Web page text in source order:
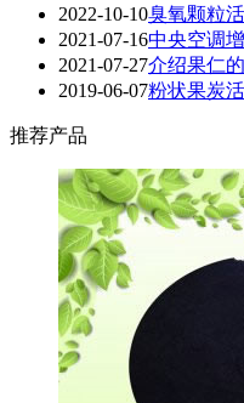
2022-10-10臭氧颗粒
2021-07-16中央空调
2021-07-27介绍果仁
2019-06-07粉状果炭
推荐产品